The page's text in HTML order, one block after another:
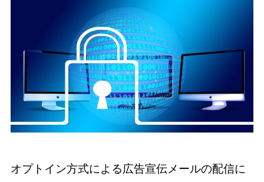
オプトイン方式による広告宣伝メールの配信に